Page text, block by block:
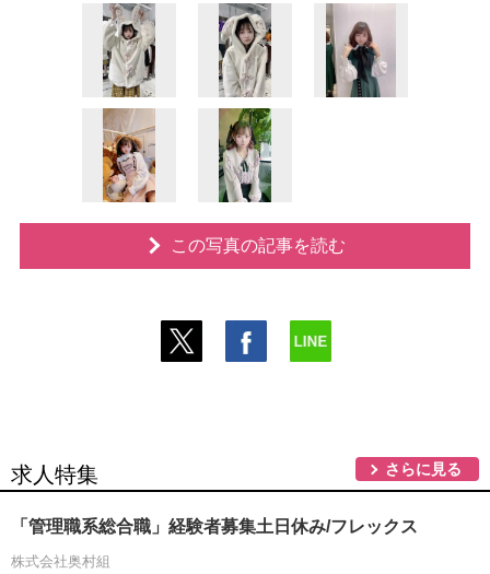
この写真の記事を読む
求人特集 さらに見る
「管理職系総合職」経験者募集土日休み/フレックス
株式会社奥村組